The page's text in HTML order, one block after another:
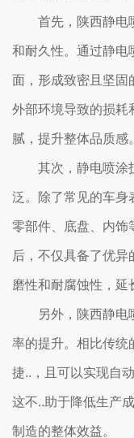
首先，陕西静电
和耐久性。通过静电
面，形成致密且坚固
外部环境导致的损耗
腻，提升整体品质感。
其次，静电喷涂
泛。除了常见的车身
零部件、底盘、内饰
后，不仅具备了优
磨性和耐腐蚀性，延
另外，陕西静电
率的提升。相比传统
捷..，且可以实现自
这不..助于降低生产
制造的整体效益。